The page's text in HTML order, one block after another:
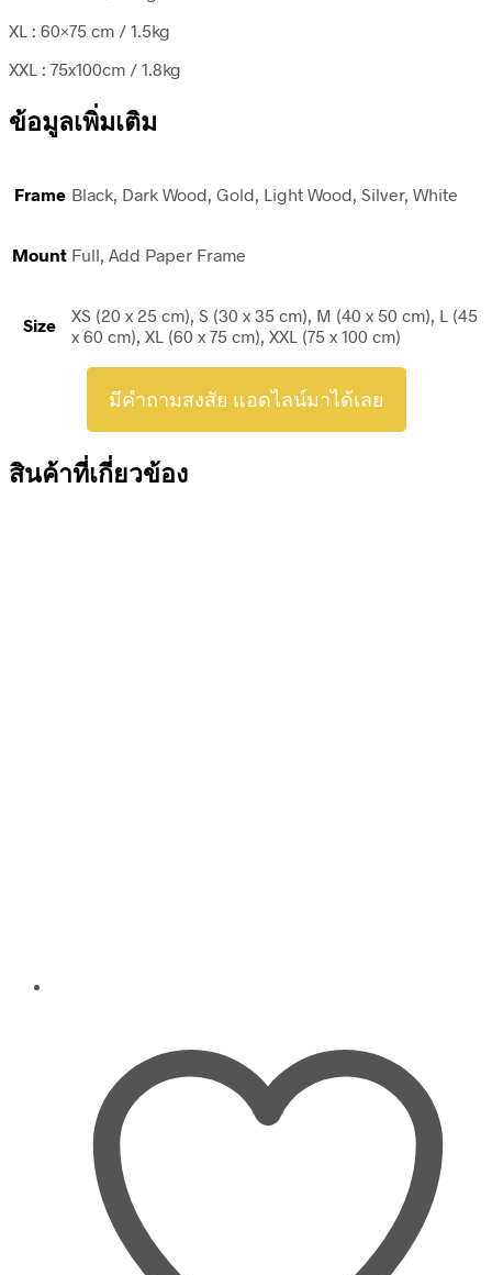
XL : 60×75 cm / 1.5kg
XXL : 75x100cm / 1.8kg
ข้อมูลเพิ่มเติม
Frame Black, Dark Wood, Gold, Light Wood, Silver, White
Mount Full, Add Paper Frame
Size
XS (20 x 25 cm), S (30 x 35 cm), M (40 x 50 cm), L (45
x 60 cm), XL (60 x 75 cm), XXL (75 x 100 cm)
มีคำถามสงสัย แอดไลน์มาได้เลย
สินค้าที่เกี่ยวข้อง